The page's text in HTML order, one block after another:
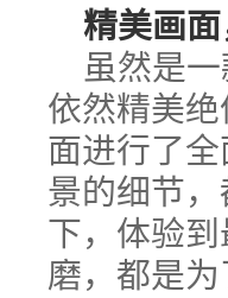
精美画
虽然是
依然精美
面进行了
景的细节
下，体验
磨，都是